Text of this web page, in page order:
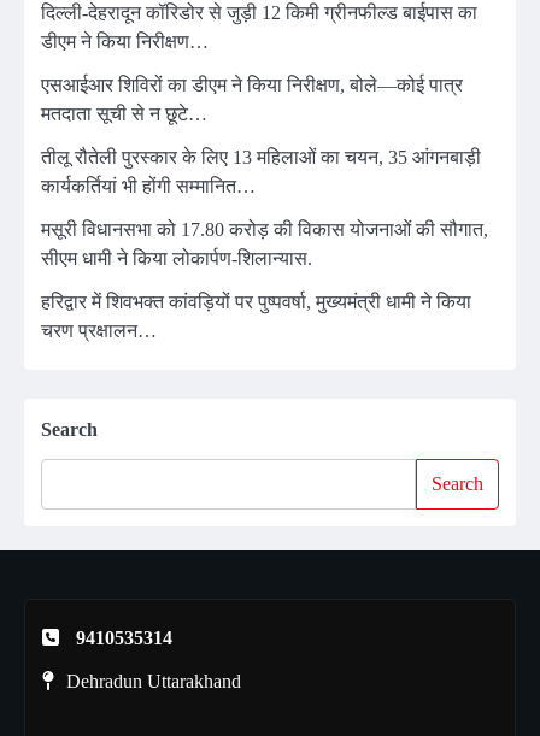
दिल्ली-देहरादून कॉरिडोर से जुड़ी 12 किमी ग्रीनफील्ड बाईपास का
डीएम ने किया निरीक्षण…
एसआईआर शिविरों का डीएम ने किया निरीक्षण, बोले—कोई पात्र
मतदाता सूची से न छूटे…
तीलू रौतेली पुरस्कार के लिए 13 महिलाओं का चयन, 35 आंगनबाड़ी
कार्यकर्तियां भी होंगी सम्मानित…
मसूरी विधानसभा को 17.80 करोड़ की विकास योजनाओं की सौगात,
सीएम धामी ने किया लोकार्पण-शिलान्यास.
हरिद्वार में शिवभक्त कांवड़ियों पर पुष्पवर्षा, मुख्यमंत्री धामी ने किया
चरण प्रक्षालन…
Search
Search
9410535314
Dehradun Uttarakhand